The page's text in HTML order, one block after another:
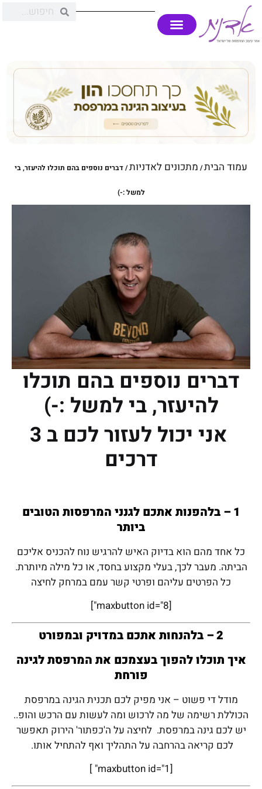
עמוד הבית/ מתכונים לאדניות/ דברים נוספים בהם תוכלו להיעזר, בי
למשל :-)
דברים נוספים בהם תוכלו
להיעזר, בי למשל :-)
אני יכול לעזור לכם ב 3
דרכים
1 – בלהפנות אתכם לגנני המרפסות הטובים
ביותר
כל אחד מהם הוא בדיוק האיש להרגיש נוח להכניס אליכם
הביתה. מעבר לכך, בעלי מקצוע בחסד, או כל מילה מיותרת.
כל הפרטים עליהם ופרטי קשר עמם במרחק לחיצה
[maxbutton id="8"]
2 – בלהנחות אתכם במדויק ובמפורט
איך תוכלו להפוך בעצמכם את המרפסת לגינה
פורחת
מודל די פשוט – אני מפיק לכם תכנית הגינה במרפסת
הכוללת רשימה של מה לרכוש ומה לעשות עם הרכש והופ..
יש לכם גינה במרפסת. לחיצה על ה'כפתור' הירוק תאפשר
לכם קריאה בהרחבה על התהליך ואף להתחיל אותו.
[maxbutton id="1" ]